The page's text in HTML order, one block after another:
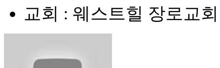
교회 : 웨스트힐 장로교회